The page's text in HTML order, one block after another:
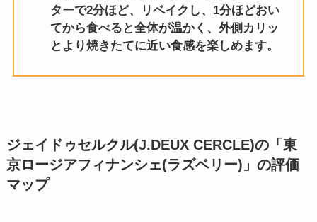
ターで2分ほど、リベイクし、1分ほどおい
てから食べると全体が温かく、外側カリッ
とより焼きたてに近い食感を楽しめます。
ジェイドゥセルクル(J.DEUX CERCLE)の「東
京ロージアフィナンシェ(ラズベリー)」 の評価
マップ